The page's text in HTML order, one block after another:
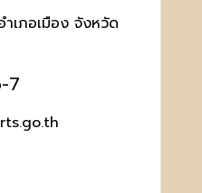
เภอเมือง จังหวัด
7